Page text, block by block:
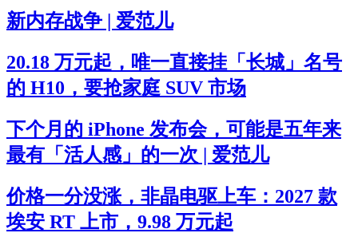
新内存战争 | 爱范儿
20.18 万元起，唯一直接挂「长城」名号
的 H10，要抢家庭 SUV 市场
下个月的 iPhone 发布会，可能是五年来
最有「活人感」的一次 | 爱范儿
价格一分没涨，非晶电驱上车：2027 款
埃安 RT 上市，9.98 万元起